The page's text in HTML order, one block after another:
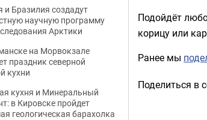
Подойдёт
корицу или
Ранее мы
Поделиться в
и Бразилия создадут
научную программу
Арктики
на Морвокзале
праздник северной
кухни
кухня и Минеральный
в Кировске пройдет
геологическая барахолка